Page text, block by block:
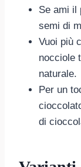
Se ami il
semi di
Vuoi più
nocciole
naturale.
Per un
di